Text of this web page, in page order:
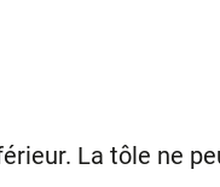
La tôle ne